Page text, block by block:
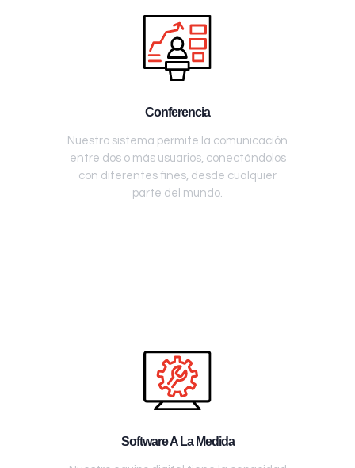
Conferencia
Nuestro sistema permite la comunicación
entre dos o más usuarios, conectándolos
con diferentes fines, desde cualquier
parte del mundo.
Software A La Medida